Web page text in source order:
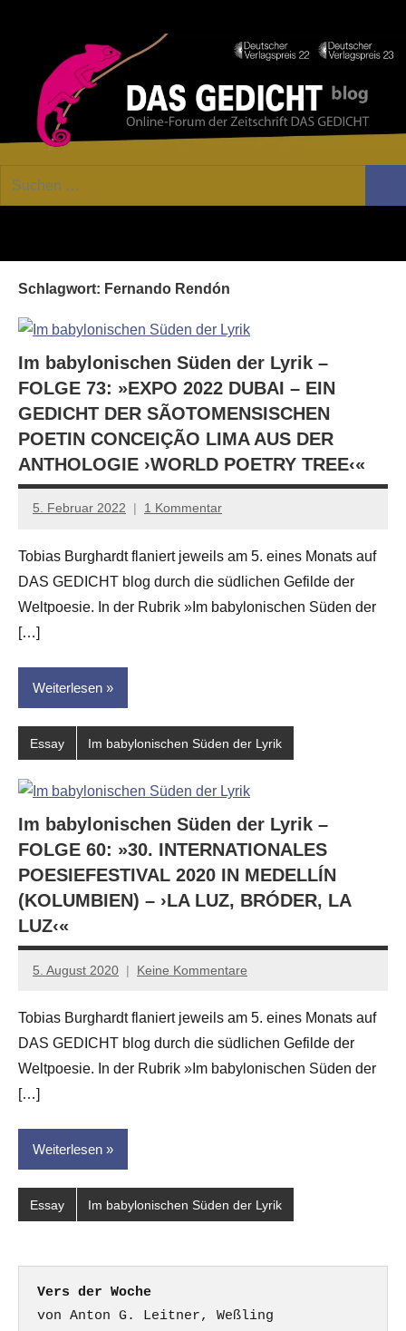
GEDICHT
Forum
von
Essay
und
Kritik
Suchen
Schlagwort: Fernando Rendón
Im babylonischen Süden der Lyrik –
FOLGE 73: »EXPO 2022 DUBAI – EIN
GEDICHT DER SÃOTOMENSISCHEN
POETIN CONCEIÇÃO LIMA AUS DER
ANTHOLOGIE ›WORLD POETRY TREE‹«
5. Februar 2022
Anton
Leitner
1 Kommentar
Tobias Burghardt flaniert jeweils am 5. eines Monats auf
DAS GEDICHT blog durch die südlichen Gefilde der
Weltpoesie. In der Rubrik »Im babylonischen Süden der
[…]
Weiterlesen
Essay Im babylonischen Süden der Lyrik
Im babylonischen Süden der Lyrik –
FOLGE 60: »30. INTERNATIONALES
POESIEFESTIVAL 2020 IN MEDELLÍN
(KOLUMBIEN) – ›LA LUZ, BRÓDER, LA
LUZ‹«
5. August 2020
Anton
Leitner
Keine Kommentare
Tobias Burghardt flaniert jeweils am 5. eines Monats auf
DAS GEDICHT blog durch die südlichen Gefilde der
Weltpoesie. In der Rubrik »Im babylonischen Süden der
[…]
Weiterlesen
Essay Im babylonischen Süden der Lyrik
Vers der Woche